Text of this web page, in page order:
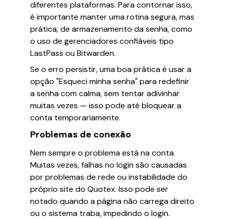
diferentes plataformas. Para contornar isso,
é importante manter uma rotina segura, mas
prática, de armazenamento da senha, como
o uso de gerenciadores confiáveis tipo
LastPass ou Bitwarden.
Se o erro persistir, uma boa prática é usar a
opção "Esqueci minha senha" para redefinir
a senha com calma, sem tentar adivinhar
muitas vezes — isso pode até bloquear a
conta temporariamente.
Problemas de conexão
Nem sempre o problema está na conta.
Muitas vezes, falhas no login são causadas
por problemas de rede ou instabilidade do
próprio site do Quotex. Isso pode ser
notado quando a página não carrega direito
ou o sistema traba, impedindo o login.